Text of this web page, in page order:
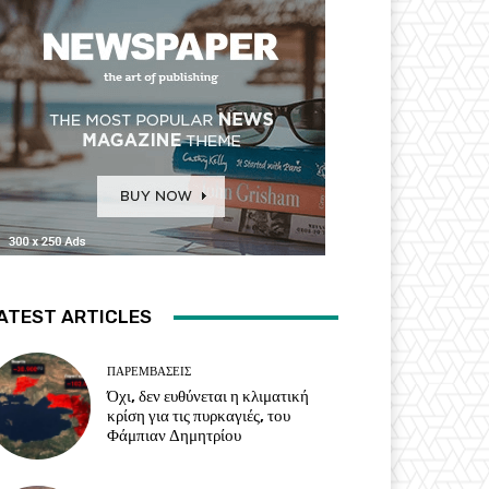
ARTICLES
ΠΑΡΕΜΒΑΣΕΙΣ
Όχι, δεν ευθύνεται η κλιματική
κρίση για τις πυρκαγιές, του
Φάμπιαν Δημητρίου